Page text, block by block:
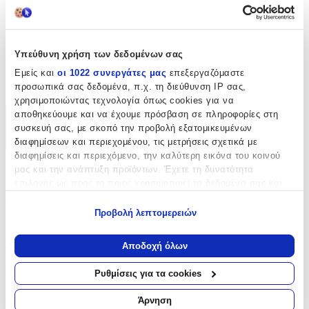
Υπεύθυνη χρήση των δεδομένων σας
Εμείς και οι 1022 συνεργάτες μας επεξεργαζόμαστε
προσωπικά σας δεδομένα, π.χ. τη διεύθυνση IP σας,
χρησιμοποιώντας τεχνολογία όπως cookies για να
αποθηκεύουμε και να έχουμε πρόσβαση σε πληροφορίες στη
συσκευή σας, με σκοπό την προβολή εξατομικευμένων
διαφημίσεων και περιεχομένου, τις μετρήσεις σχετικά με
διαφημίσεις και περιεχόμενο, την καλύτερη εικόνα του κοινού
μας και την ανάπτυξη προϊόντων. Έχετε τη δυνατότητα
Να συλλέξουμε πληροφορίες σχετικά με τη γεωγραφική
σας τοποθεσία, οι οποίες μπορεί να είναι ακριβείς σε
απόσταση μερικών μέτρων
Να αναγνωρίσουμε τη συσκευή σας σαρώνοντας ενεργά
για συγκεκριμένα χαρακτηριστικά (δακτυλικό αποτύπωμα)
Προβολή λεπτομερειών
Αποδοχή όλων
Ρυθμίσεις για τα cookies
Άρνηση
Θέμα:
Μπρελόκ
Χαρακτηριστικά
+
Χαρακτηριστικά
Τύπος
Αξιολογήσεις